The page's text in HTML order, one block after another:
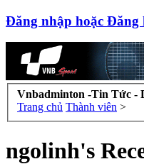
Đăng nhập hoặc Đăng
Vnbadminton -Tin Tức -
Trang chủ Thành viên >
ngolinh's